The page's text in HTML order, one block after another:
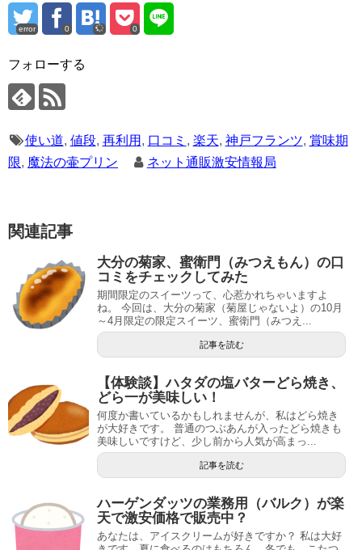
error 0 0
フォローする
使い道, 値段, 再利用 , 口コミ , 楽天, 神戸フランツ, 賞味期
限, 魔法の壷プリン ネット通販激安情報局
関連記事
大分の菊家、蜜衛門（みつえもん）の口
コミをチェックしてみた
期間限定のスイーツって、心惹かれちゃいますよ
ね。 今回は、大分の菊家（菊屋じゃないよ）の10月
～4月限定の限定スイーツ、蜜衛門（みつえ...
記事を読む
【体験談】ハタダの塩バターどら焼き、
どら一が美味しい！
何度か書いているかもしれませんが、私はどら焼き
が大好きです。 普通のつぶあんが入ったどら焼きも
美味しいですけど、少し前から人気が高まっ...
記事を読む
ハーゲンダッツの業務用（バルク）が楽
天で激安価格で販売中？
あなたは、アイスクリームが好きですか？ 私は大好